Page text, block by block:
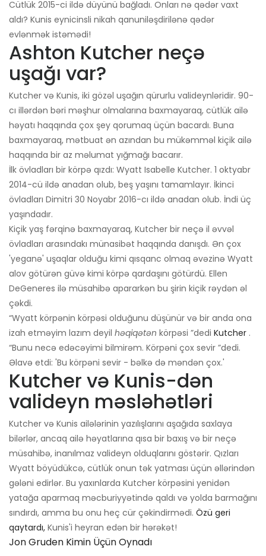
Cütlük 2015-ci ildə düyünü bağladı. Onları nə qədər vaxt
aldı? Kunis eynicinsli nikah qanuniləşdirilənə qədər
evlənmək istəmədi!
Ashton Kutcher neçə
uşağı var?
Kutcher və Kunis, iki gözəl uşağın qürurlu valideynləridir. 90-
cı illərdən bəri məşhur olmalarına baxmayaraq, cütlük ailə
həyatı haqqında çox şey qorumaq üçün bacardı. Buna
baxmayaraq, mətbuat ən azından bu mükəmməl kiçik ailə
haqqında bir az məlumat yığmağı bacarır.
İlk övladları bir körpə qızdı: Wyatt Isabelle Kutcher. 1 oktyabr
2014-cü ildə anadan olub, beş yaşını tamamlayır. İkinci
övladları Dimitri 30 Noyabr 2016-cı ildə anadan olub. İndi üç
yaşındadır.
Kiçik yaş fərqinə baxmayaraq, Kutcher bir neçə il əvvəl
övladları arasındakı münasibət haqqında danışdı. Ən çox
'yeganə' uşaqlar olduğu kimi qısqanc olmaq əvəzinə Wyatt
alov götürən güvə kimi körpə qardaşını götürdü. Ellen
DeGeneres ilə müsahibə apararkən bu şirin kiçik rəydən əl
çəkdi.
“Wyatt körpənin körpəsi olduğunu düşünür və bir anda ona
izah etməyim lazım deyil həqiqətən körpəsi ”dedi Kutcher .
“Bunu necə edəcəyimi bilmirəm. Körpəni çox sevir ”dedi.
Əlavə etdi: 'Bu körpəni sevir - bəlkə də məndən çox.'
Kutcher və Kunis-dən
valideyn məsləhətləri
Kutcher və Kunis ailələrinin yazılışlarını aşağıda saxlaya
bilərlər, ancaq ailə həyatlarına qısa bir baxış və bir neçə
müsahibə, inanılmaz valideyn olduqlarını göstərir. Qızları
Wyatt böyüdükcə, cütlük onun tək yatması üçün əllərindən
gələni edirlər. Bu yaxınlarda Kutcher körpəsini yenidən
yatağa aparmaq məcburiyyətində qaldı və yolda barmağını
sındırdı, amma bu onu heç cür çəkindirmədi. Özü geri
qaytardı, Kunis'i heyran edən bir hərəkət!
Jon Gruden Kimin Üçün Oynadı